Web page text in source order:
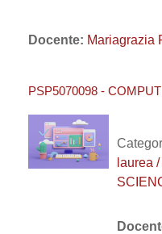
Docente: Mariagrazia
PSP5070098 -
laurea